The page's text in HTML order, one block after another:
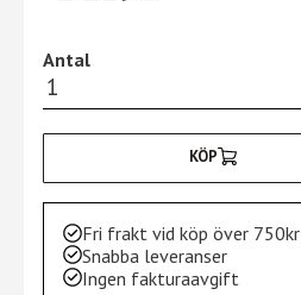
Antal
KÖP
Fri frakt vid köp över 750kr
Snabba leveranser
Ingen fakturaavgift